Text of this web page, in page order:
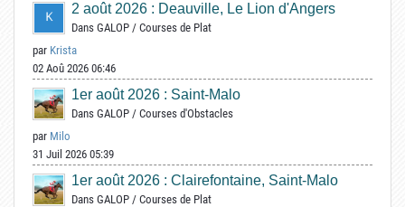
2 août 2026 : Deauville, Le Lion d'Angers
Dans GALOP / Courses de Plat
par Krista
02 Aoû 2026 06:46
1er août 2026 : Saint-Malo
Dans GALOP / Courses d'Obstacles
par Milo
31 Juil 2026 05:39
1er août 2026 : Clairefontaine, Saint-Malo
Dans GALOP / Courses de Plat